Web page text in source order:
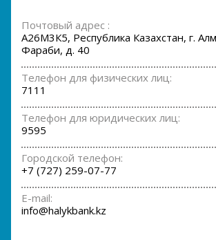
Почтовый адрес :
А26М3К5, Республика Казахстан, г.
Фараби, д. 40
Телефон для физических лиц:
7111
Телефон для юридических лиц:
9595
Городской телефон:
+7 (727) 259-07-77
E-mail:
info@halykbank.kz